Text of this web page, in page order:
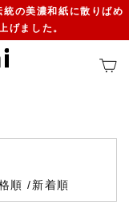
統の美濃和紙に散りばめ
げました。
順 新着順